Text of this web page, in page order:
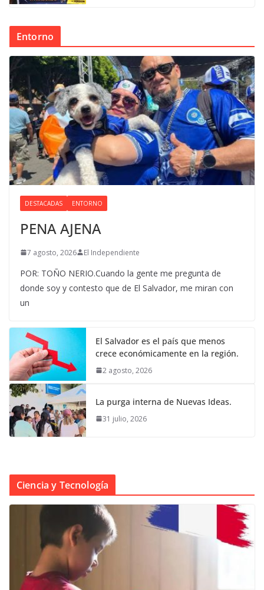
Entorno
DESTACADAS ENTORNO
PENA AJENA
7 agosto, 2026 El Independiente
POR: TOÑO NERIO.Cuando la gente me pregunta de
donde soy y contesto que de El Salvador, me miran con
un
El Salvador es el país que menos
crece económicamente en la región.
2 agosto, 2026
La purga interna de Nuevas Ideas.
31 julio, 2026
Ciencia y Tecnología